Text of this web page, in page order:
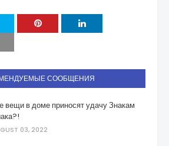
СООБЩЕНИЯ
вещи в доме приносят удачу Знакам
03, 2022